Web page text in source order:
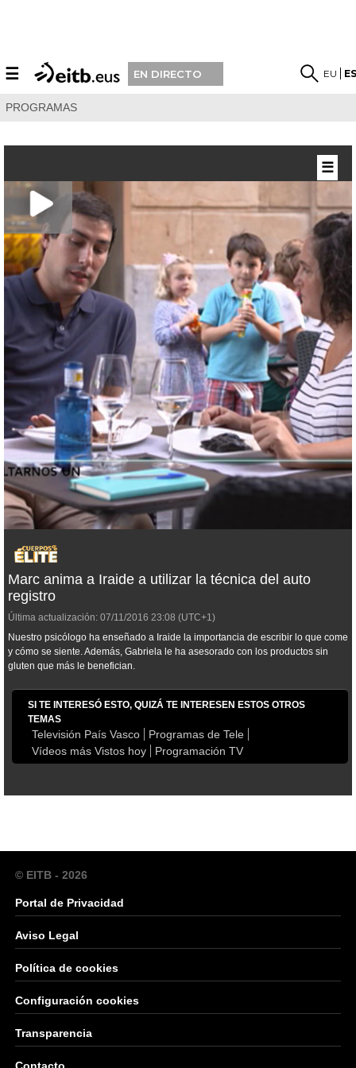
☰ EN DIRECTO EU
PROGRAMAS
Marc anima a Iraide a utilizar la técnica del auto
registro
Última actualización: 07/11/2016 23:08 (UTC+1)
Nuestro psicólogo ha enseñado a Iraide la importancia de escribir lo que come
y cómo se siente. Además, Gabriela le ha asesorado con los productos sin
gluten que más le benefician.
SI TE INTERESÓ ESTO, QUIZÁ TE INTERESEN ESTOS OTROS
TEMAS
Televisión País Vasco
Programas de Tele
Vídeos más Vistos hoy
Programación TV
☰
© EITB - 2026
Portal de Privacidad
Aviso Legal
Política de cookies
Configuración cookies
Transparencia